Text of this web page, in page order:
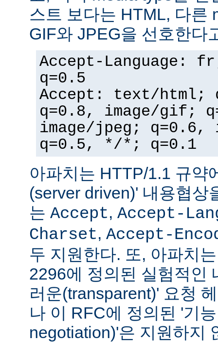
스트 보다는 HTML, 다른
GIF와 JPEG을 선호한다
Accept-Language:
q=0.5
Accept: text/html;
q=0.8, image/gif;
image/jpeg; q=0.6,
q=0.5, */*; q=0.1
아파치는 HTTP/1.1 규약
(server driven)' 내용협상
는 Accept, Accept-
Charset, Accept-
두 지원한다. 또, 아파치
2296에 정의된 실험적인
러운(transparent)' 요청
나 이 RFC에 정의된 '기
negotiation)'은 지원하지